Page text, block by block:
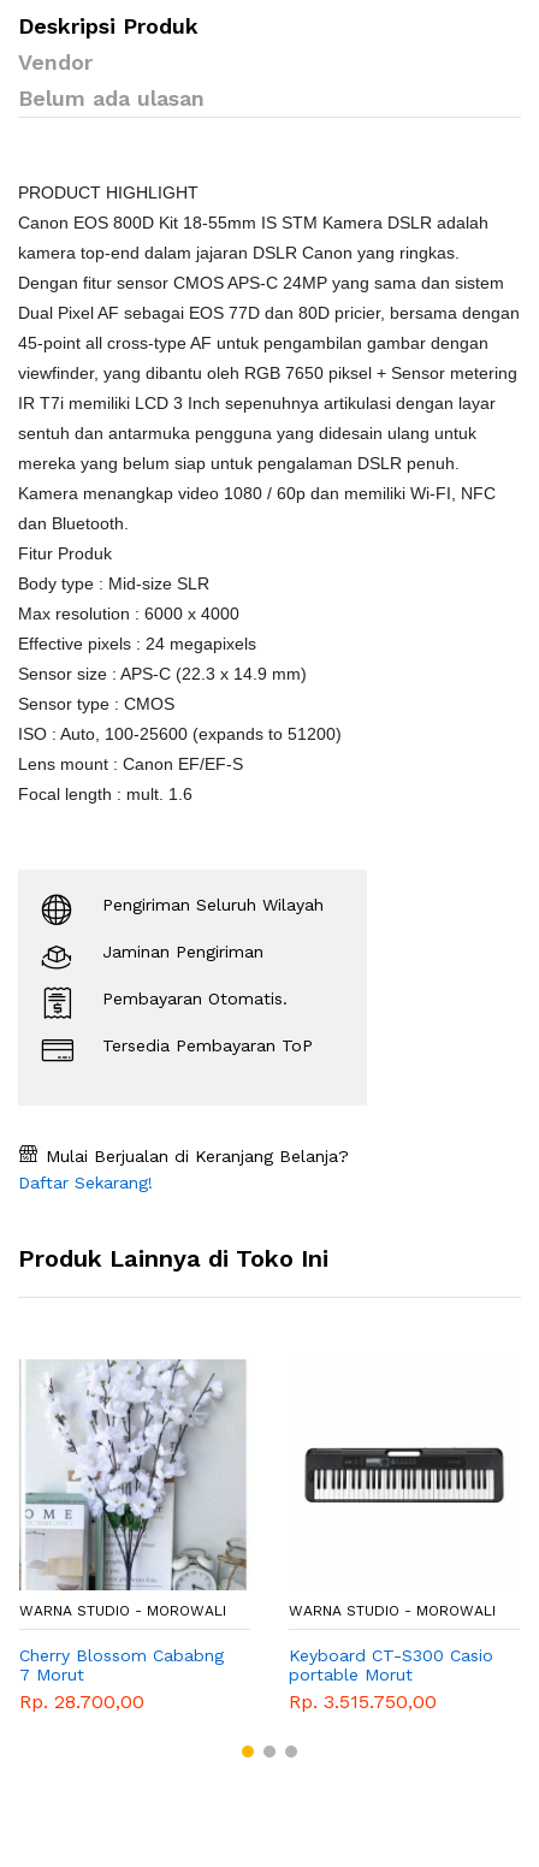
Deskripsi Produk
Vendor
Belum ada ulasan
PRODUCT HIGHLIGHT
Canon EOS 800D Kit 18-55mm IS STM Kamera DSLR adalah
kamera top-end dalam jajaran DSLR Canon yang ringkas.
Dengan fitur sensor CMOS APS-C 24MP yang sama dan sistem
Dual Pixel AF sebagai EOS 77D dan 80D pricier, bersama dengan
45-point all cross-type AF untuk pengambilan gambar dengan
viewfinder, yang dibantu oleh RGB 7650 piksel + Sensor metering
IR T7i memiliki LCD 3 Inch sepenuhnya artikulasi dengan layar
sentuh dan antarmuka pengguna yang didesain ulang untuk
mereka yang belum siap untuk pengalaman DSLR penuh.
Kamera menangkap video 1080 / 60p dan memiliki Wi-FI, NFC
dan Bluetooth.
Fitur Produk
Body type : Mid-size SLR
Max resolution : 6000 x 4000
Effective pixels : 24 megapixels
Sensor size : APS-C (22.3 x 14.9 mm)
Sensor type : CMOS
ISO : Auto, 100-25600 (expands to 51200)
Lens mount : Canon EF/EF-S
Focal length : mult. 1.6
Pengiriman Seluruh Wilayah
Jaminan Pengiriman
Pembayaran Otomatis.
Tersedia Pembayaran ToP
Mulai Berjualan di Keranjang Belanja?
Daftar Sekarang!
Produk Lainnya di Toko Ini
WARNA STUDIO - MOROWALI
Cherry Blossom Cababng
7 Morut
Rp. 28.700,00
WARNA STUDIO - MOROWALI
Keyboard CT-S300 Casio
portable Morut
Rp. 3.515.750,00